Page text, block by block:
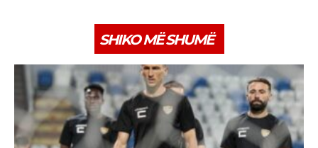
SHIKO MË SHUMË